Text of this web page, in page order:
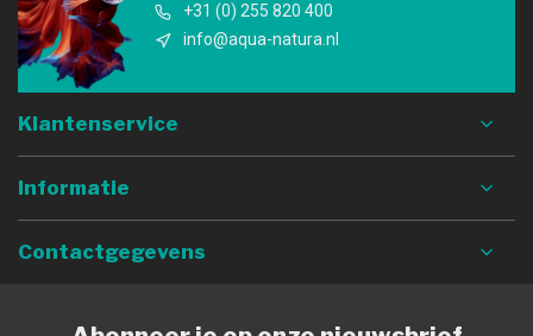
+31 (0) 255 820 400
info@aqua-natura.nl
Klantenservice
Informatie
Contactgegevens